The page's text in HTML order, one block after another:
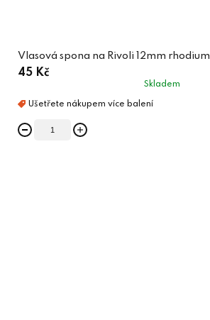
Vlasová spona na Rivoli 12mm rhodium
45 Kč
Skladem